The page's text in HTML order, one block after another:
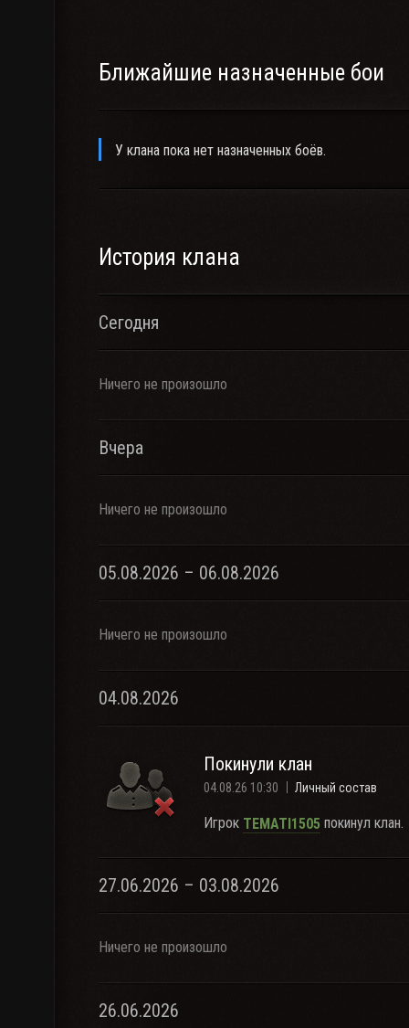
Ближайшие назначенные бои
У клана пока нет назначенных боёв.
История клана
Сегодня
Ничего не произошло
Вчера
Ничего не произошло
05.08.2026 – 06.08.2026
Ничего не произошло
04.08.2026
Покинули клан
04.08.26 10:30 Личный состав
Игрок TEMATI1505 покинул клан.
27.06.2026 – 03.08.2026
Ничего не произошло
26.06.2026